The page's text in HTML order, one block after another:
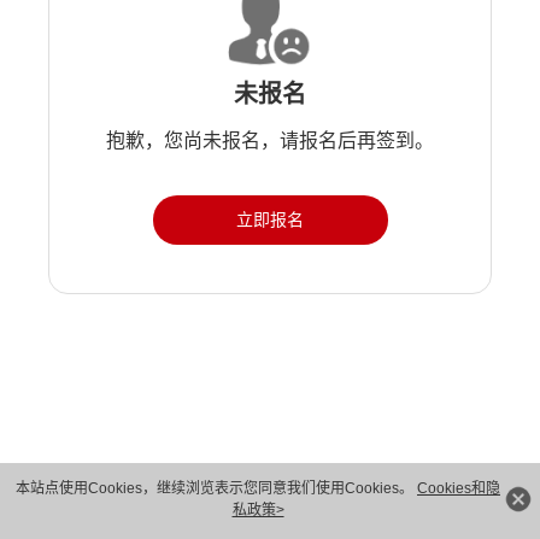
本站点使用Cookies，继续浏览表示您同意我们使用Cookies。 Cookies和隐
私政策>
未报名
抱歉，您尚未报名，请报名后再签到。
立即报名
版权所有 © 华为技术有限公司 1998-2026。 保留一切权利。粤A2-20044005号
隐私保护
法律声明